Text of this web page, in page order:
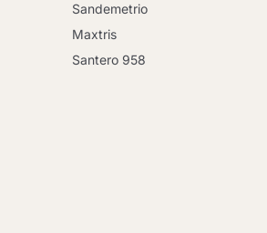
Sandemetrio
Maxtris
Santero 958